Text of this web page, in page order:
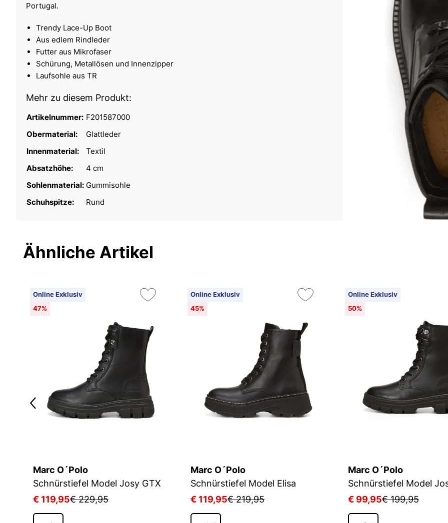
Portugal.
Trendy Lace-Up Boot
Aus edlem Rindleder
Futter aus Mikrofaser
Schürung, Metallösen und Innenzipper
Laufsohle aus TR
Mehr zu diesem Produkt:
Artikelnummer: F201587000
Obermaterial:
Glattleder
Innenmaterial:
Textil
Absatzhöhe:
4 cm
Sohlenmaterial: Gummisohle
Schuhspitze:
Rund
Ähnliche Artikel
Online Exklusiv
47%
Marc O´Polo
Schnürstiefel Model Josy GTX
€ 119,95€ 229,95
Online Exklusiv
45%
Marc O´Polo
Schnürstiefel Model Elisa
€ 119,95€ 219,95
Online Exklusiv
50%
Marc O´Polo
Schnürstiefel Model
€ 99,95€ 199,95